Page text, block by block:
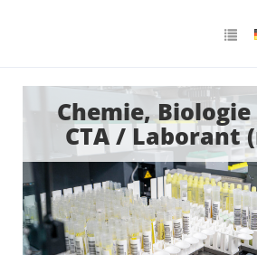
Chemie, Biologie
CTA / Laborant